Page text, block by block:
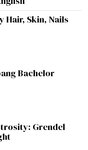
Hair, Skin, Nails
Bachelor
Grendel